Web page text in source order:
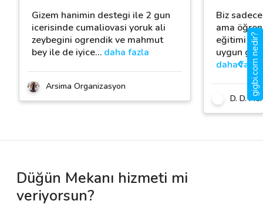
Gizem hanimin destegi ile 2 gun
icerisinde cumaliovasi yoruk ali
zeybegini ogrendik ve mahmut
bey ile de iyice… daha fazla
Arsima Organizasyon
Biz
ama
eğitimi de
uygun
daha fazla
D. D.
Düğün Mekanı hizmeti mi
veriyorsun?
gigbi.com nedir?